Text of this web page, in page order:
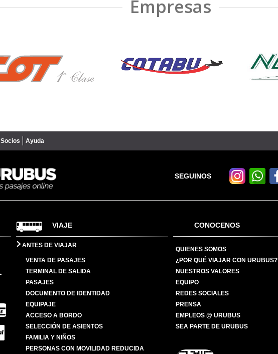
Empresas
Socios Ayuda
SEGUINOS
VIAJE
ANTES DE VIAJAR
VENTA DE PASAJES
TERMINAL DE SALIDA
PASAJES
DOCUMENTO DE IDENTIDAD
EQUIPAJE
ACCESO A BORDO
SELECCIÓN DE ASIENTOS
FAMILIA Y NIÑOS
PERSONAS CON MOVILIDAD REDUCIDA
CONOCENOS
QUIENES SOMOS
¿POR QUÉ VIAJAR CON URUBUS?
NUESTROS VALORES
EQUIPO
REDES SOCIALES
PRENSA
EMPLEOS @ URUBUS
SEA PARTE DE URUBUS